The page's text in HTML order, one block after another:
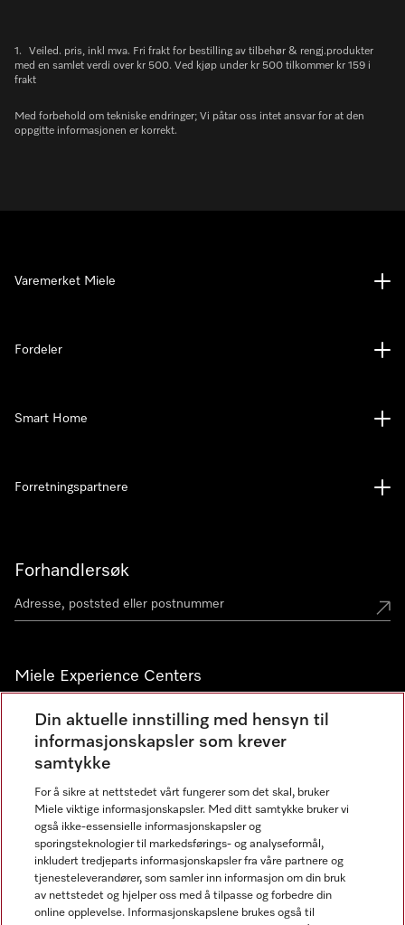
1.
Veiled. pris, inkl mva. Fri frakt for bestilling av tilbehør & rengj.produkter
med en samlet verdi over kr 500. Ved kjøp under kr 500 tilkommer kr 159 i
frakt
Med forbehold om tekniske endringer; Vi påtar oss intet ansvar for at den
oppgitte informasjonen er korrekt.
Forhandlersøk
Miele Experience Centers
Miele Experience Center Nesbru
Miele Outlet Nesbru
Nyhetsbrev
Varemerket Miele
Fordeler
Smart Home
Forretningspartnere
Din aktuelle innstilling med hensyn til
informasjonskapsler som krever
samtykke
For å sikre at nettstedet vårt fungerer som det skal, bruker
Miele viktige informasjonskapsler. Med ditt samtykke bruker vi
også ikke-essensielle informasjonskapsler og
sporingsteknologier til markedsførings- og analyseformål,
inkludert tredjeparts informasjonskapsler fra våre partnere og
tjenesteleverandører, som samler inn informasjon om din bruk
av nettstedet og hjelper oss med å tilpasse og forbedre din
online opplevelse. Informasjonskapslene brukes også til